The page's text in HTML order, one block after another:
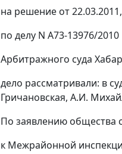
на решение от
по делу N А73-13976/2010
Арбитражного суда
дело рассматривали: в
Гричановская, А.И.
По заявлению общества
к Межрайонной